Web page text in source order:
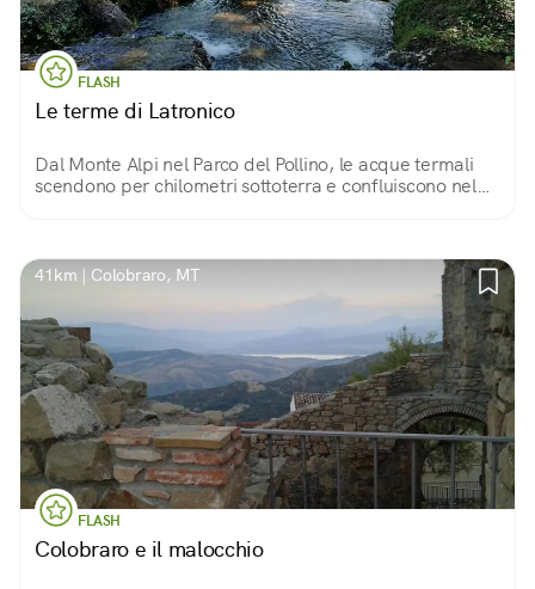
FLASH
Le terme di Latronico
Dal Monte Alpi nel Parco del Pollino, le acque termali
scendono per chilometri sottoterra e confluiscono nel
41km | Colobraro, MT
FLASH
Colobraro e il malocchio